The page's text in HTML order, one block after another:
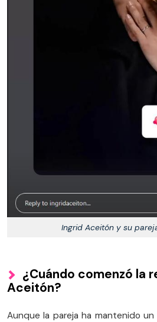
Ingrid Aceitón y su
¿Cuándo comenzó la
Aceitón?
Aunque la pareja ha mantenido un